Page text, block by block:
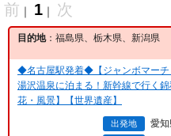
前 ｜ 1 ｜ 次
目的地：福島県、栃木県、新潟県
◆名古屋駅発着◆【ジャンボマーチ
湯沢温泉に泊まる！新幹線で行く
花・風景】【世界遺産】
出発地 愛